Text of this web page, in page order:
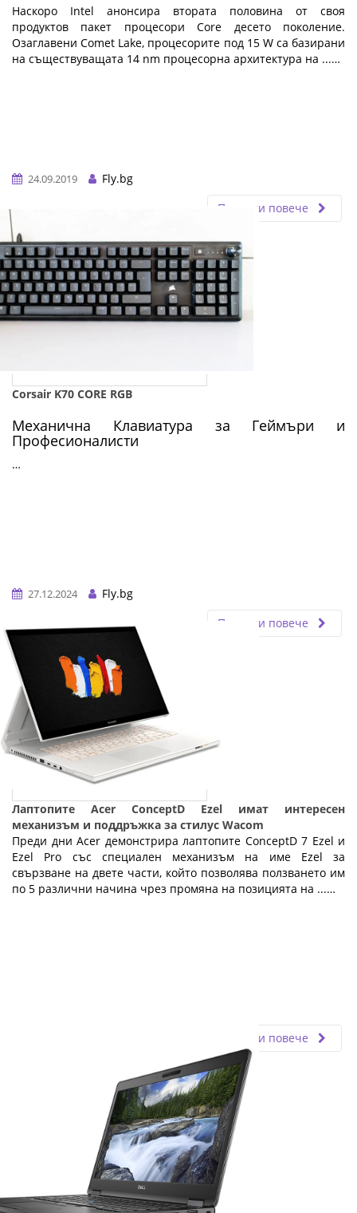
Наскоро Intel анонсира втората половина от своя
продуктов пакет процесори Core десето поколение.
Озаглавени Comet Lake, процесорите под 15 W са базирани
на съществуващата 14 nm процесорна архитектура на ...…
24.09.2019
Fly.bg
Прочети повече
Corsair K70 CORE RGB
Механична Клавиатура за Геймъри и
Професионалисти
…
27.12.2024
Fly.bg
Прочети повече
Лаптопите Acer ConceptD Ezel имат интересен
механизъм и поддръжка за стилус Wacom
Преди дни Acer демонстрира лаптопите ConceptD 7 Ezel и
Ezel Pro със специален механизъм на име Ezel за
свързване на двете части, който позволява ползването им
по 5 различни начина чрез промяна на позицията на ...…
Прочети повече